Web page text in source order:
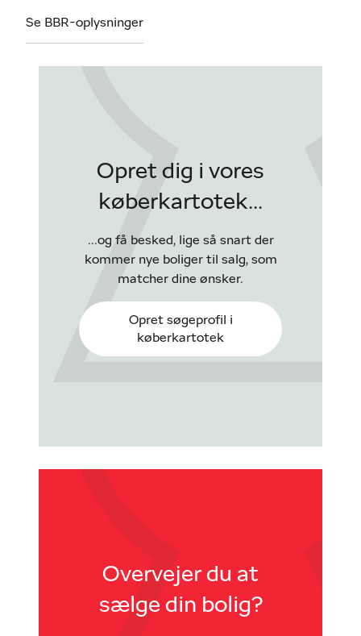
Se BBR-oplysninger
Opret dig i vores
køberkartotek...
...og få besked, lige så snart der
kommer nye boliger til salg, som
matcher dine ønsker.
Opret søgeprofil i
køberkartotek
Overvejer du at
sælge din bolig?